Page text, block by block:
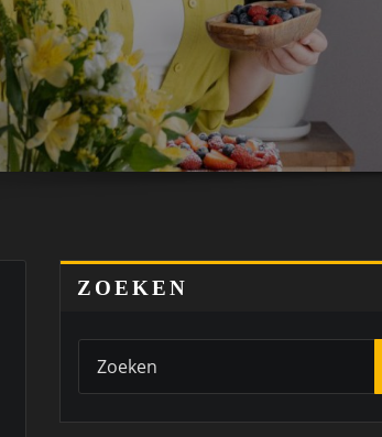
ZOEKEN